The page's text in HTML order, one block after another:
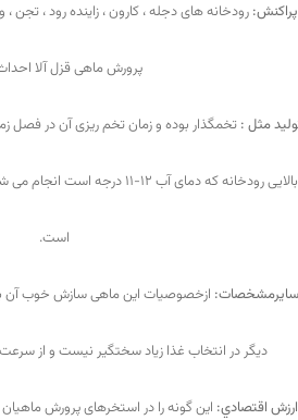
پراکنش:رودخانه های دجله ، کارون ، زاينده رود ،
پرورش ماهی قزل آلا
مثل : تخمگذار بوده و زمان تخم ريزی آن در
بالايی رودخانه که دمای آب 12-11 درجه است انجام می شود. تعداد تخمها بين 1 تا 5 هزار عدد
است.
سایرمشخصات: ازخصوصيات اين ماهی سازش خوب آن
ديگر در انتخاب غذا زياد سختگير نيست و از
ارزش اقتصادي: اين گونه را در استخرهای پرورش